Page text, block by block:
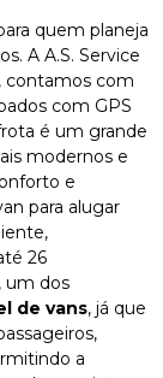
quem planeja
A A.S. Service
contamos com
com GPS
é um grande
modernos e
e
para alugar
26
um dos
de vans, já que
a